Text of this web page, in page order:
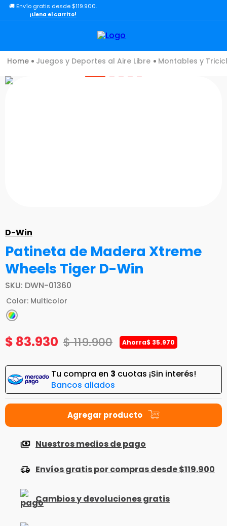
🚚 Envío gratis desde $119.900.
¡Llena el carrito!
Juegos y Deportes al Aire Libre Montables y
D-Win
Patineta de Madera Xtreme
Wheels Tiger D-Win
SKU: DWN-01360
Color: Multicolor
$ 83.930 $119.900 Ahorra$ 35.970
Tu compra en 3 cuotas ¡Sin interés!
Bancos aliados
Nuestros medios de pago
Envíos gratis por compras desde $119.900
Cambios y devoluciones gratis
TÉRMINOS MÁS BUSCADOS
3.
carro
4